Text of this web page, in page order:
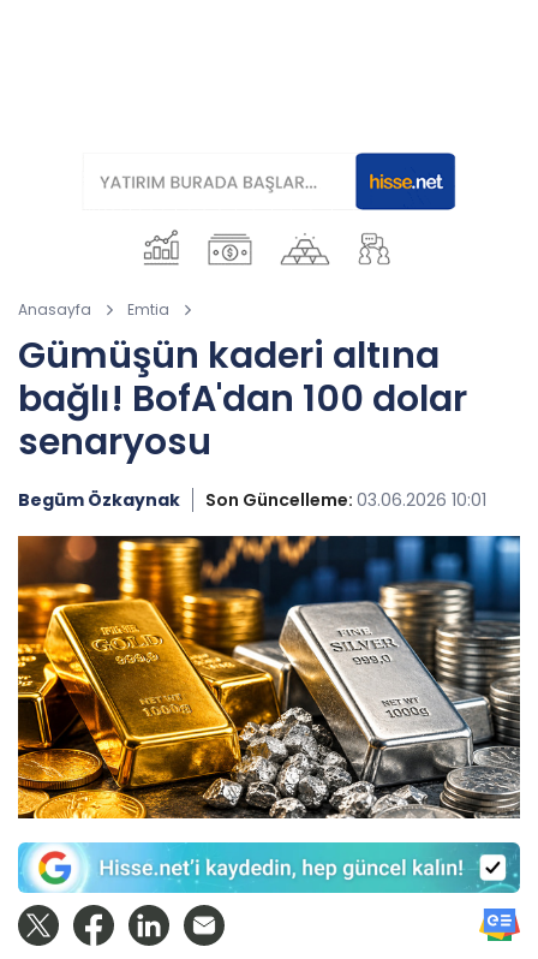
Anasayfa Emtia
Gümüşün kaderi altına
bağlı! BofA'dan 100 dolar
senaryosu
Begüm Özkaynak Son Güncelleme: 03.06.2026 10:01